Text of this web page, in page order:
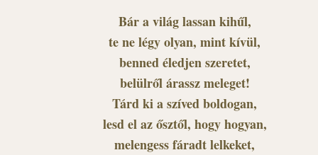
Bár a világ lassan kihűl,
te ne légy olyan, mint kívül,
benned éledjen szeretet,
belülről árassz meleget!
Tárd ki a szíved boldogan,
lesd el az ősztől, hogy hogyan,
melengess fáradt lelkeket,